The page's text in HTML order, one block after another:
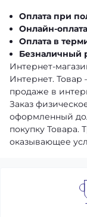
Оплата при
Онлайн-
Оплата в
Безналичный
Интернет-
Интернет. Товар
продаже в
Заказ
оформленный
покупку Товара.
оказывающее